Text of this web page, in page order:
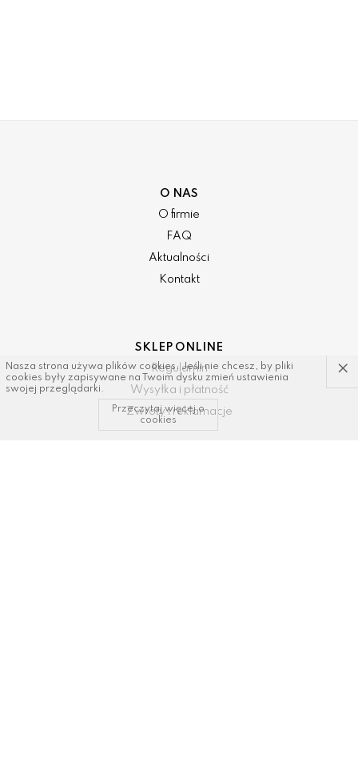
O NAS
O firmie
FAQ
Aktualności
Kontakt
SKLEP ONLINE
Regulamin
Wysyłka i płatność
Zwroty i reklamacje
Nasza strona używa plików cookies. Jeśli nie chcesz, by pliki
cookies były zapisywane na Twoim dysku zmień ustawienia
swojej przeglądarki.
×
Przeczytaj więcej o
cookies